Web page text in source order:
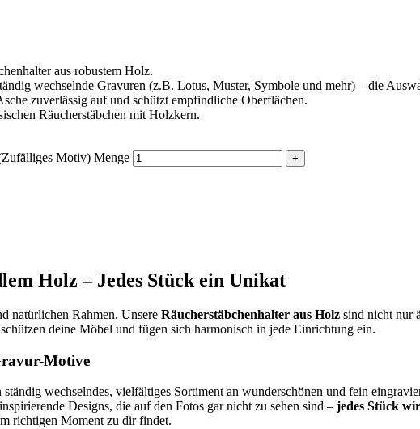
aus robustem Holz.
wechselnde Gravuren (z.B. Lotus, Muster, Symbole und mehr) – die
zuverlässig auf und schützt empfindliche Oberflächen.
Räucherstäbchen mit Holzkern.
Motiv) Menge
Holz – Jedes Stück ein Unikat
natürlichen Rahmen. Unsere Räucherstäbchenhalter aus Holz sind nicht nur
deine Möbel und fügen sich harmonisch in jede Einrichtung ein.
Motive
wechselndes, vielfältiges Sortiment an wunderschönen und fein
Designs, die auf den Fotos gar nicht zu sehen sind – jedes Stück
richtigen Moment zu dir findet.